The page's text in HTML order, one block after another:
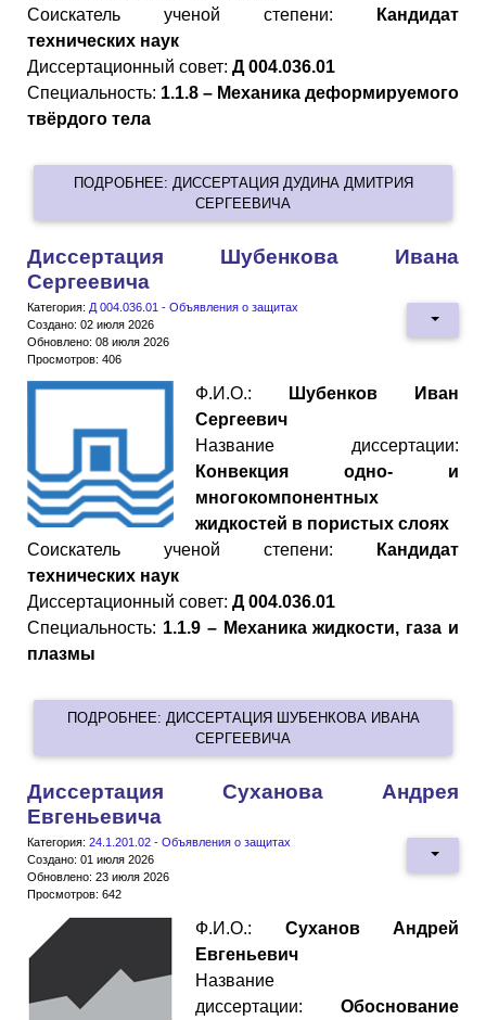
Cоискатель ученой степени: Кандидат
технических наук
Диссертационный совет: Д 004.036.01
Специальность: 1.1.8 – Механика деформируемого
твёрдого тела
ПОДРОБНЕЕ: ДИССЕРТАЦИЯ ДУДИНА ДМИТРИЯ
СЕРГЕЕВИЧА
Диссертация Шубенкова Ивана
Сергеевича
Категория: Д 004.036.01 - Объявления о защитах
Создано: 02 июля 2026
Обновлено: 08 июля 2026
Просмотров: 406
Ф.И.О.:
Шубенков Иван
Сергеевич
Название диссертации:
Конвекция одно- и
многокомпонентных
жидкостей в пористых слоях
Cоискатель ученой степени: Кандидат
технических наук
Диссертационный совет: Д 004.036.01
Специальность: 1.1.9 – Механика жидкости, газа и
плазмы
ПОДРОБНЕЕ: ДИССЕРТАЦИЯ ШУБЕНКОВА ИВАНА
СЕРГЕЕВИЧА
Диссертация Суханова Андрея
Евгеньевича
Категория: 24.1.201.02 - Объявления о защитах
Создано: 01 июля 2026
Обновлено: 23 июля 2026
Просмотров: 642
Ф.И.О.: Суханов Андрей
Евгеньевич
Название
диссертации: Обоснование